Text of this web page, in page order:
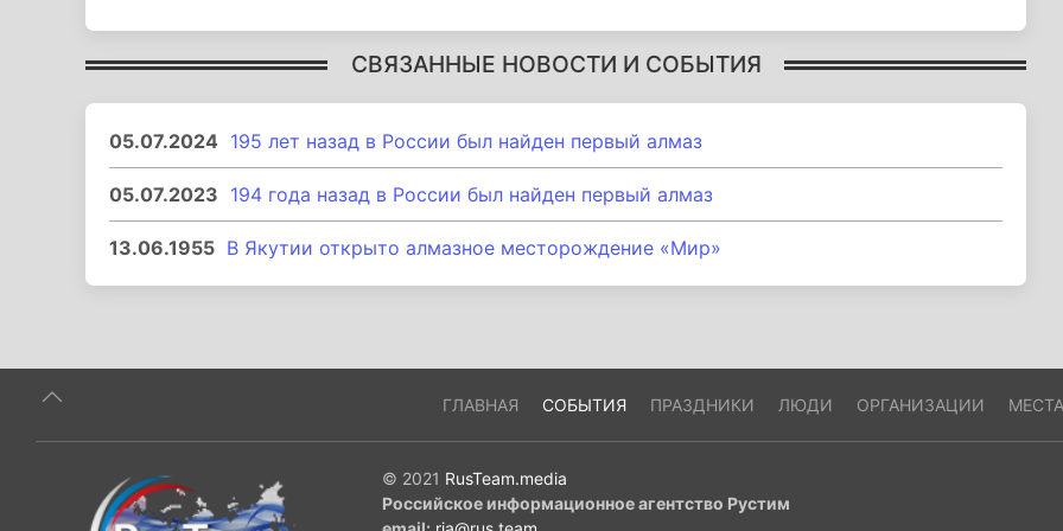
СВЯЗАННЫЕ НОВОСТИ И СОБЫТИЯ
05.07.2024 195 лет назад в России был найден первый алмаз
05.07.2023 194 года назад в России был найден первый алмаз
13.06.1955 В Якутии открыто алмазное месторождение «Мир»
ГЛАВНАЯ СОБЫТИЯ ПРАЗДНИКИ ЛЮДИ ОРГАНИЗАЦИИ МЕСТА
© 2021 RusTeam.media
Российское информационное агентство Рустим